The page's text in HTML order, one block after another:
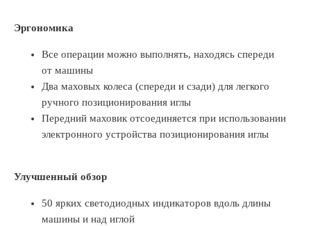
Эргономика
Все операции можно выполнять, находясь спереди
от машины
Два маховых колеса (спереди и сзади) для легкого
ручного позиционирования иглы
Передний маховик отсоединяется при использовании
электронного устройства позиционирования иглы
Улучшенный обзор
50 ярких светодиодных индикаторов вдоль длины
машины и над иглой